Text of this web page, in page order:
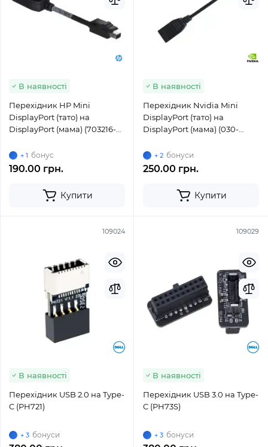
В наявності
Перехідник HP Mini
DisplayPort (тато) на
DisplayPort (мама) (703216-
+ 1 бонус
190.00 грн.
Купити
В наявності
Перехідник Nvidia Mini
DisplayPort (тато) на
DisplayPort (мама) (030-
+ 2 бонуси
250.00 грн.
Купити
109024
В наявності
Перехідник USB 2.0 на Type-
C (PH721)
+ 3 бонуси
109029
В наявності
Перехідник USB 3.0 на Type-
C (PH73S)
+ 3 бонуси